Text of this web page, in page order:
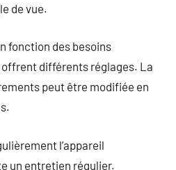
de vue.
fonction des besoins
différents réglages. La
peut être modifiée en
l’appareil
un entretien régulier.